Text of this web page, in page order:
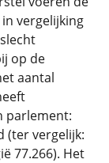
vergelijking
op de
aantal
parlement:
(ter vergelijk:
77.266). Het